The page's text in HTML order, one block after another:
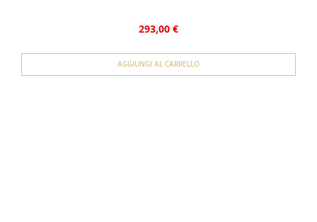
293,00 €
AGGIUNGI AL CARRELLO